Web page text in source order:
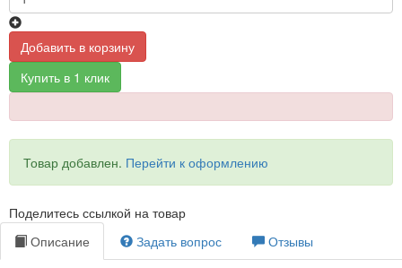
Добавить в корзину
Купить в 1 клик
Товар добавлен. Перейти к оформлению
Поделитесь ссылкой на товар
Описание
Задать вопрос Отзывы